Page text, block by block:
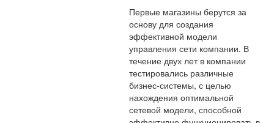
Первые магазины берутся за
основу для создания
эффективной модели
управления сети компании. В
течение двух лет в компании
тестировались различные
бизнес-системы, с целью
нахождения оптимальной
сетевой модели, способной